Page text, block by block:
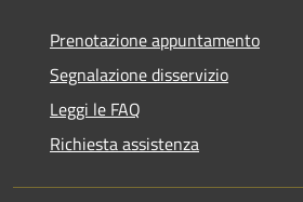
Prenotazione appuntamento
Segnalazione disservizio
Leggi le FAQ
Richiesta assistenza